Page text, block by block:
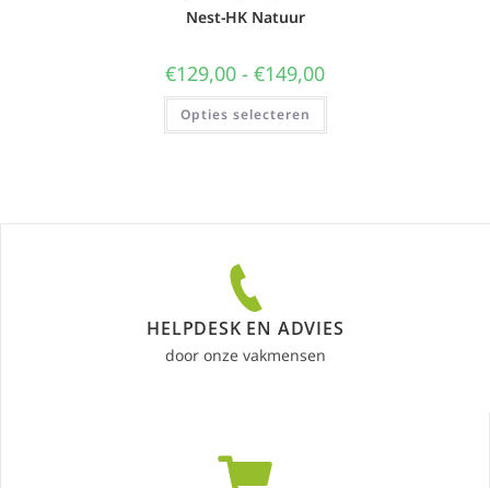
Nest-HK Natuur
€129,00 - €149,00
Opties selecteren
HELPDESK EN ADVIES
door onze vakmensen